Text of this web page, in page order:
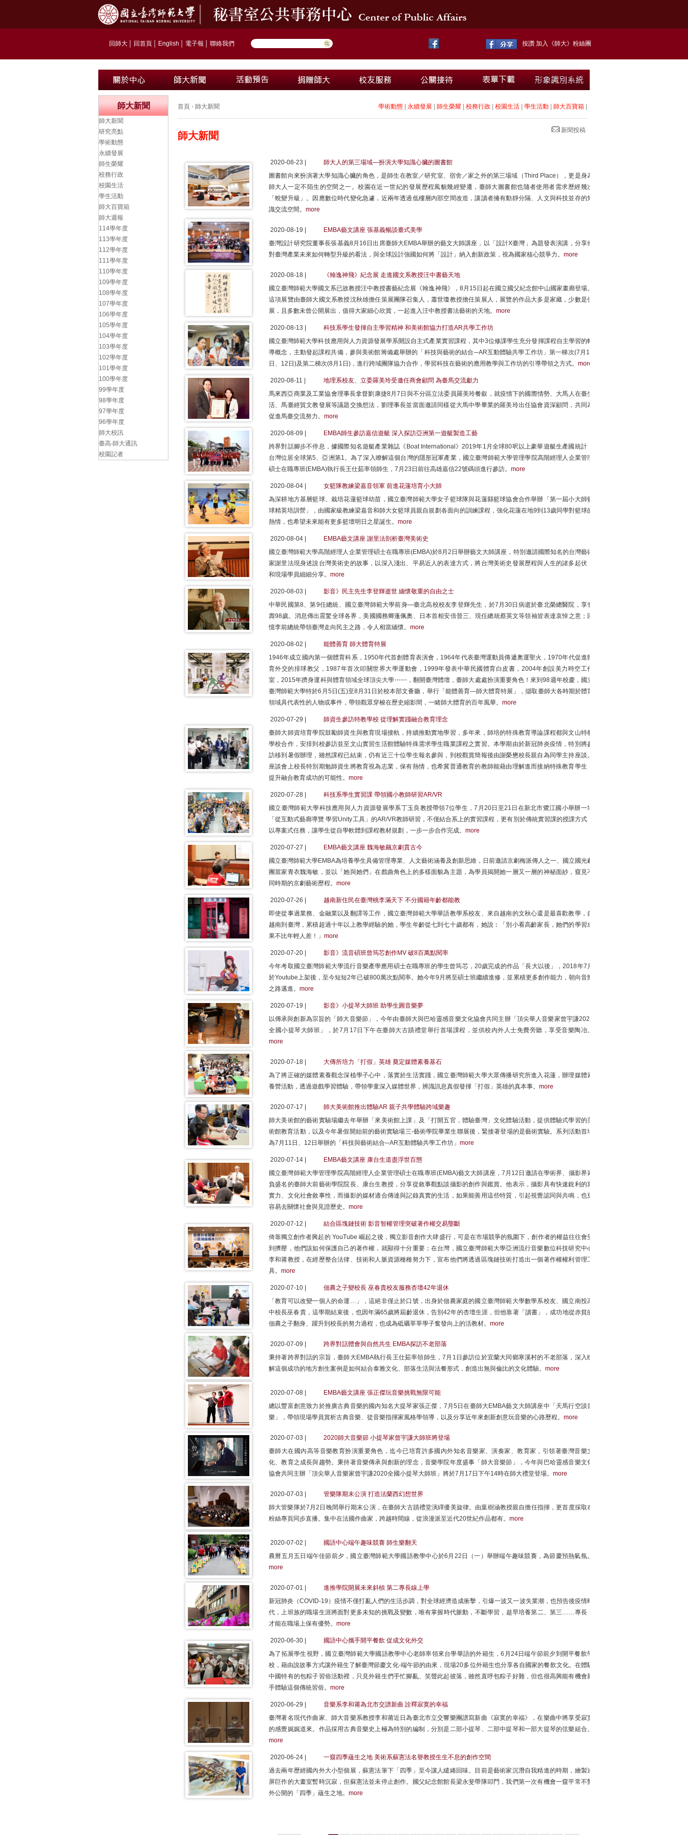
回師大 回首頁 English 電子報 聯絡我們 按讚 加入《師大》粉絲團
首頁 › 師大新聞 學術動態 永續發展 師生榮耀 校務行政 校園生活 學生活動 師大百寶箱
新聞投稿
師大新聞
2020-08-23 |
師大人的第三場域—扮演大學知識心臟的圖書館
圖書館向來扮演著大學知識心臟的角色，是師生在教室／研究室、宿舍／家之外的第三場域（Third Place），更是身為
師大人一定不陌生的空間之一。校園在近一世紀的發展歷程風貌幾經變遷，臺師大圖書館也隨者使用者需求歷經幾次
「蛻變升級」。因應數位時代變化急遽，近兩年透過低樓層內部空間改造，讓讀者擁有動靜分隔、人文與科技並存的知
識交流空間。 more
2020-08-19 |
EMBA藝文講座 張基義暢談臺式美學
臺灣設計研究院董事長張基義8月16日出席臺師大EMBA舉辦的藝文大師講座，以「設計X臺灣」為題發表演講，分享他
對臺灣產業未來如何轉型升級的看法，與全球設計強國如何將「設計」納入創新政策，視為國家核心競爭力。 more
2020-08-18 |
《翰逸神飛》紀念展 走進國文系教授汪中書藝天地
國立臺灣師範大學國文系已故教授汪中教授書藝紀念展《翰逸神飛》，8月15日起在國立國父紀念館中山國家畫廊登場。
這項展覽由臺師大國文系教授沈秋雄擔任策展團隊召集人，蕭世瓊教授擔任策展人，展覽的作品大多是家藏，少數是借
展，且多數未曾公開展出，值得大家細心欣賞，一起進入汪中教授書法藝術的天地。 more
2020-08-13 |
科技系學生發揮自主學習精神 和美術館協力打造AR共學工作坊
國立臺灣師範大學科技應用與人力資源發展學系開設自主式產業實習課程，其中3位修課學生充分發揮課程自主學習的輔
導概念，主動發起課程共備，參與美術館籌備處舉辦的「科技與藝術的結合─AR互動體驗共學工作坊」第一梯次(7月11
日、12日)及第二梯次(8月1日)，進行跨域團隊協力合作，學習科技在藝術的應用教學與工作坊的引導帶領之方式。 more
2020-08-11 |
地理系校友、立委羅美玲受邀任商會顧問 為臺馬交流獻力
馬來西亞商業及工業協會理事長拿督劉康捷8月7日與不分區立法委員羅美玲餐叙，就疫情下的國際情勢、大馬人在臺生
活、馬臺經貿文教發展等議題交換想法，劉理事長並當面邀請同樣從大馬中學畢業的羅美玲出任協會資深顧問，共同為
促進馬臺交流努力。 more
2020-08-09 |
EMBA師生參訪嘉信遊艇 深入探訪亞洲第一遊艇製造工藝
跨界對話腳步不停息，據國際知名遊艇產業雜誌《Boat International》2019年1月全球80呎以上豪華遊艇生產國統計，
台灣位居全球第5、亞洲第1。為了深入瞭解這個台灣的隱形冠軍產業，國立臺灣師範大學管理學院高階經理人企業管理
碩士在職專班(EMBA)執行長王仕茹率領師生，7月23日前往高雄嘉信22號碼頭進行參訪。 more
2020-08-04 |
女籃隊教練梁嘉音領軍 前進花蓮培育小大師
為深耕地方基層籃球、栽培花蓮籃球幼苗，國立臺灣師範大學女子籃球隊與花蓮縣籃球協會合作舉辦「第一屆小大師籃
球精英培訓營」，由國家級教練梁嘉音和師大女籃球員親自規劃各面向的訓練課程，強化花蓮在地9到13歲同學對籃球的
熱情，也希望未來能有更多籃壇明日之星誕生。 more
2020-08-04 |
EMBA藝文講座 謝里法剖析臺灣美術史
國立臺灣師範大學高階經理人企業管理碩士在職專班(EMBA)於8月2日舉辦藝文大師講座，特別邀請國際知名的台灣藝術
家謝里法現身述說台灣美術史的故事，以深入淺出、平易近人的表達方式，將台灣美術史發展歷程與人生的諸多起伏，
和現場學員細細分享。 more
2020-08-03 |
影音》民主先生李登輝逝世 緬懷敬重的自由之士
中華民國第8、第9任總統、國立臺灣師範大學前身—臺北高校校友李登輝先生，於7月30日病逝於臺北榮總醫院，享耆
壽98歲。消息傳出震驚全球各界，美國國務卿蓬佩奧、日本首相安倍晉三、現任總統蔡英文等領袖皆表達哀悼之意；回
憶李前總統帶領臺灣走向民主之路，令人相當緬懷。 more
2020-08-02 |
能體善育 師大體育特展
1946年成立國內第一個體育科系，1950年代首創體育表演會，1964年代表臺灣運動員傳遞奧運聖火，1970年代促進體
育外交的排球教父，1987年首次叩關世界大學運動會，1999年發表中華民國體育白皮書，2004年創設美力時空工作
室，2015年躋身運科與體育領域全球頂尖大學⋯⋯，翻開臺灣體壇，臺師大處處扮演重要角色！來到98週年校慶，國立
臺灣師範大學特於6月5日(五)至8月31日於校本部文薈廳，舉行「能體善育—師大體育特展」，擷取臺師大各時期於體育
領域具代表性的人物或事件，帶領觀眾穿梭在歷史縮影間，一睹師大體育的百年風華。 more
2020-07-29 |
師資生參訪特教學校 從理解實踐融合教育理念
臺師大師資培育學院鼓勵師資生與教育現場接軌，持續推動實地學習，多年來，師培的特殊教育導論課程都與文山特教
學校合作，安排到校參訪並至文山實習生活館體驗特殊需求學生職業課程之實習。本學期由於新冠肺炎疫情，特別將參
訪移到暑假辦理，雖然課程已結束，仍有近三十位學生報名參與，到校觀賞簡報後由謝榮懋校長親自為同學主持座談。
座談會上校長特別期勉師資生將教育視為志業，保有熱情，也希冀普通教育的教師能藉由理解進而接納特殊教育學生，
提升融合教育成功的可能性。 more
2020-07-28 |
科技系學生實習課 帶領國小教師研習AR/VR
國立臺灣師範大學科技應用與人力資源發展學系丁玉良教授帶領7位學生，7月20日至21日在新北市鷺江國小舉辦一場
「從互動式藝廊導覽 學習Unity工具」的AR/VR教師研習，不僅結合系上的實習課程，更有別於傳統實習課的授課方式，
以專案式任務，讓學生從自學軟體到課程教材規劃，一步一步合作完成。 more
2020-07-27 |
EMBA藝文講座 魏海敏飆京劇貫古今
國立臺灣師範大學EMBA為培養學生具備管理專業、人文藝術涵養及創新思維，日前邀請京劇梅派傳人之一、國立國光劇
團當家青衣魏海敏，並以「她與她們」在戲曲角色上的多樣面貌為主題，為學員揭開她一層又一層的神秘面紗，窺見不
同時期的京劇藝術歷程。 more
2020-07-26 |
越南新住民在臺灣桃李滿天下 不分國籍年齡都能教
即使從事過業務、金融業以及翻譯等工作，國立臺灣師範大學華語教學系校友、來自越南的文秋心還是最喜歡教學，自
越南到臺灣，累積超過十年以上教學經驗的她，學生年齡從七到七十歲都有，她說︰「別小看高齡家長，她們的學習成
果不比年輕人差！」 more
2020-07-20 |
影音》流音碩班曾筠芯創作MV 破8百萬點閱率
今年考取國立臺灣師範大學流行音樂產學應用碩士在職專班的學生曾筠芯，20歲完成的作品「長大以後」，2018年7月
於Youtube上架後，至今短短2年已破800萬次點閱率。她今年9月將至碩士班繼續進修，並累積更多創作能力，朝向音樂
之路邁進。 more
2020-07-19 |
影音》小提琴大師班 助學生圓音樂夢
以傳承與創新為宗旨的「師大音樂節」，今年由臺師大與巴哈靈感音樂文化協會共同主辦「頂尖華人音樂家曾宇謙2020
全國小提琴大師班」，於7月17日下午在臺師大古蹟禮堂舉行首場課程，並供校內外人士免費旁聽，享受音樂陶冶。
more
2020-07-18 |
大傳所培力「打假」英雄 奠定媒體素養基石
為了將正確的媒體素養觀念深植學子心中，落實於生活實踐，國立臺灣師範大學大眾傳播研究所進入花蓮，辦理媒體素
養營活動，透過遊戲學習體驗，帶領學童深入媒體世界，辨識訊息真假發揮「打假」英雄的真本事。 more
2020-07-17 |
師大美術館推出體驗AR 親子共學體驗跨域樂趣
師大美術館的藝術實驗場繼去年舉辦「來美術館上課」及「打開五官，體驗臺灣」文化體驗活動，提供體驗式學習的美
術館教育活動，以及今年暑假開始前的藝術實驗場三-藝術學院畢業生聯展後，緊接著登場的是藝術實驗。系列活動首場
為7月11日、12日舉辦的「科技與藝術結合─AR互動體驗共學工作坊」 more
2020-07-14 |
EMBA藝文講座 康台生道盡浮世百態
國立臺灣師範大學管理學院高階經理人企業管理碩士在職專班(EMBA)藝文大師講座，7月12日邀請在學術界、攝影界素
負盛名的臺師大前藝術學院院長、康台生教授，分享從敘事觀點談攝影的創作與鑑賞。他表示，攝影具有快速銳利的寫
實力、文化社會敘事性，而攝影的媒材適合傳達與記錄真實的生活，如果能善用這些特質，引起視覺認同與共鳴，也更
容易去關懷社會與見證歷史。 more
2020-07-12 |
結合區塊鏈技術 影音智權管理突破著作權交易壟斷
倚靠獨立創作者興起的 YouTube 崛起之後，獨立影音創作大肆盛行，可是在市場競爭的氛圍下，創作者的權益往往會受
到擠壓，他們該如何保護自己的著作權，就顯得十分重要；在台灣，國立臺灣師範大學亞洲流行音樂數位科技研究中心
李和莆教授，在經歷整合法律、技術和人脈資源種種努力下，宣布他們將透過區塊鏈技術打造出一個著作權權利管理工
具。 more
2020-07-10 |
佃農之子變校長 巫春貴校友服務杏壇42年退休
「教育可以改變一個人的命運…」，這絕非僅止於口號，出身於佃農家庭的國立臺灣師範大學數學系校友、國立南投高
中校長巫春貴，這學期結束後，也因年滿65歲將屆齡退休，告別42年的杏壇生涯，但他靠著「讀書」，成功地從赤貧的
佃農之子翻身、躍升到校長的努力過程，也成為砥礪莘莘學子奮發向上的活教材。 more
2020-07-09 |
跨界對話體會與自然共生 EMBA探訪不老部落
秉持著跨界對話的宗旨，臺師大EMBA執行長王仕茹率領師生，7月1日參訪位於宜蘭大同鄉寒溪村的不老部落，深入瞭
解這個成功的地方創生案例是如何結合泰雅文化、部落生活與法餐形式，創造出無與倫比的文化體驗。 more
2020-07-08 |
EMBA藝文講座 張正傑玩音樂挑戰無限可能
總以豐富創意致力於推廣古典音樂的國內知名大提琴家張正傑，7月5日在臺師大EMBA藝文大師講座中「天馬行空談音
樂」，帶領現場學員賞析古典音樂、從音樂指揮家風格學領導，以及分享近年來創新創意玩音樂的心路歷程。 more
2020-07-03 |
2020師大音樂節 小提琴家曾宇謙大師班將登場
臺師大在國內高等音樂教育扮演重要角色，迄今已培育許多國內外知名音樂家、演奏家、教育家，引領著臺灣音樂文
化、教育之成長與趨勢。秉持著音樂傳承與創新的理念，音樂學院年度盛事「師大音樂節」，今年與巴哈靈感音樂文化
協會共同主辦「頂尖華人音樂家曾宇謙2020全國小提琴大師班」將於7月17日下午14時在師大禮堂登場。 more
2020-07-03 |
管樂隊期末公演 打造法蘭西幻想世界
師大管樂隊於7月2日晚間舉行期末公演，在臺師大古蹟禮堂演繹優美旋律。由葉樹涵教授親自擔任指揮，更首度採取在
粉絲專頁同步直播。集中在法國作曲家，跨越時間線，從浪漫派至近代20世紀作品都有。 more
2020-07-02 |
國語中心端午趣味競賽 師生樂翻天
農曆五月五日端午佳節前夕，國立臺灣師範大學國語教學中心於6月22日（一）舉辦端午趣味競賽，為節慶預熱氣氛。
more
2020-07-01 |
進推學院開展未來斜槓 第二專長線上學
新冠肺炎（COVID-19）疫情不僅打亂人們的生活步調，對全球經濟造成衝擊，引爆一波又一波失業潮，也預告後疫情時
代，上班族的職場生涯將面對更多未知的挑戰及變數，唯有掌握時代脈動，不斷學習，趁早培養第二、第三……專長，
才能在職場上保有優勢。 more
2020-06-30 |
國語中心攜手開平餐飲 促成文化外交
為了拓展學生視野，國立臺灣師範大學國語教學中心老師率領來台學華語的外籍生，6月24日端午節前夕到開平餐飲學
校，藉由說故事方式讓外籍生了解臺灣節慶文化-端午節的由來，現場20多位外籍生也分享各自國家的餐飲文化。在體驗
中國特有的包粽子習俗活動裡，只見外籍生們手忙腳亂、笑聲此起彼落，雖然直呼包粽子好難，但也很高興能有機會親
手體驗這個傳統習俗。 more
2020-06-29 |
音樂系李和莆為北市交譜新曲 詮釋寂寞的幸福
臺灣著名現代作曲家、師大音樂系教授李和莆近日為臺北市立交響樂團譜寫新曲《寂寞的幸福》，在樂曲中將享受寂寞
的感覺娓娓道來。作品採用古典音樂史上極為特別的編制，分別是二部小提琴、二部中提琴和一部大提琴的弦樂組合。
more
2020-06-24 |
一窺四季蘊生之地 美術系蘇憲法名譽教授生生不息的創作空間
過去兩年歷經國內外大小型個展，蘇憲法筆下「四季」至今讓人繾綣回味。目前是藝術家沉潛自我精進的時期，繪製連
屏巨作的大畫室暫時沉寂，但蘇憲法並未停止創作。國父紀念館館長梁永斐帶隊叩門，我們第一次有機會一窺平常不對
外公開的「四季」蘊生之地。 more
師大新聞
師大新聞
研究亮點
學術動態
永續發展
師生榮耀
校務行政
校園生活
學生活動
師大百寶箱
師大週報
114學年度
113學年度
112學年度
111學年度
110學年度
109學年度
108學年度
107學年度
106學年度
105學年度
104學年度
103學年度
102學年度
101學年度
100學年度
99學年度
98學年度
97學年度
96學年度
師大校訊
臺高‧師大通訊
校園記者